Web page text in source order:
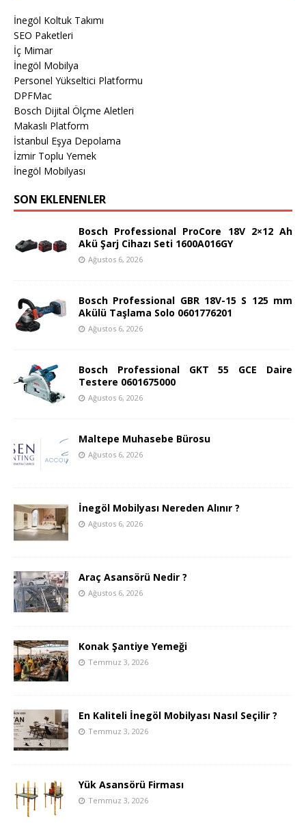
İnegöl Koltuk Takımı
SEO Paketleri
İç Mimar
İnegöl Mobilya
Personel Yükseltici Platformu
DPFMac
Bosch Dijital Ölçme Aletleri
Makaslı Platform
İstanbul Eşya Depolama
İzmir Toplu Yemek
İnegöl Mobilyası
SON EKLENENLER
Bosch Professional ProCore 18V 2×12 Ah
Akü Şarj Cihazı Seti 1600A016GY
Ağustos 6, 2026
Bosch Professional GBR 18V-15 S 125 mm
Akülü Taşlama Solo 0601776201
Ağustos 6, 2026
Bosch Professional GKT 55 GCE Daire
Testere 0601675000
Ağustos 6, 2026
Maltepe Muhasebe Bürosu
Ağustos 6, 2026
İnegöl Mobilyası Nereden Alınır ?
Ağustos 6, 2026
Araç Asansörü Nedir ?
Ağustos 6, 2026
Konak Şantiye Yemeği
Temmuz 3, 2026
En Kaliteli İnegöl Mobilyası Nasıl Seçilir ?
Temmuz 3, 2026
Yük Asansörü Firması
Temmuz 3, 2026